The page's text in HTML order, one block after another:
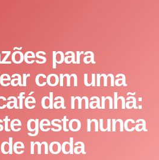
para
com uma
da manhã:
gesto nunca
moda